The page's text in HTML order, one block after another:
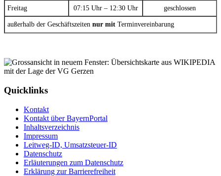
Freitag 07:15 Uhr – 12:30 Uhr geschlossen
außerhalb der Geschäftszeiten nur mit Terminvereinbarung
Quicklinks
Kontakt
Kontakt über BayernPortal
Inhaltsverzeichnis
Impressum
Leitweg-ID, Umsatzsteuer-ID
Datenschutz
Erläuterungen zum Datenschutz
Erklärung zur Barrierefreiheit